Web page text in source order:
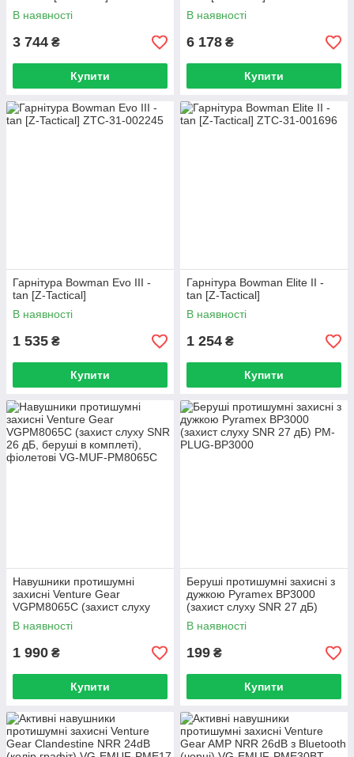
В наявності
3 744 ₴
Купити
В наявності
6 178 ₴
Купити
Гарнітура Bowman Evo III -
tan [Z-Tactical]
В наявності
1 535 ₴
Купити
Гарнітура Bowman Elite II -
tan [Z-Tactical]
В наявності
1 254 ₴
Купити
Навушники протишумні
захисні Venture Gear
VGPM8065C (захист слуху
SNR 26 дБ, беруші в
комплеті), фіолетові
В наявності
1 990 ₴
Купити
Беруші протишумні захисні з
дужкою Pyramex BP3000
(захист слуху SNR 27 дБ)
В наявності
199 ₴
Купити